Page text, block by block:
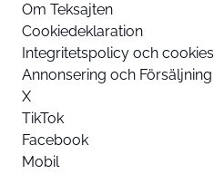
Om Teksajten
Cookiedeklaration
Integritetspolicy och cookies
Annonsering och Försäljning
X
TikTok
Facebook
Mobil